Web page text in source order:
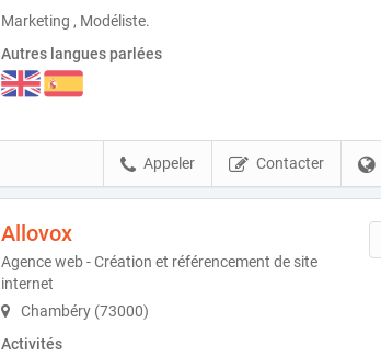
Marketing , Modéliste.
Autres langues parlées
Contacter
Appeler
Allovox
Agence web - Création et référencement de site
internet
Chambéry (73000)
Activités